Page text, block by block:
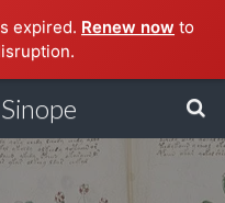
expired. Renew now to